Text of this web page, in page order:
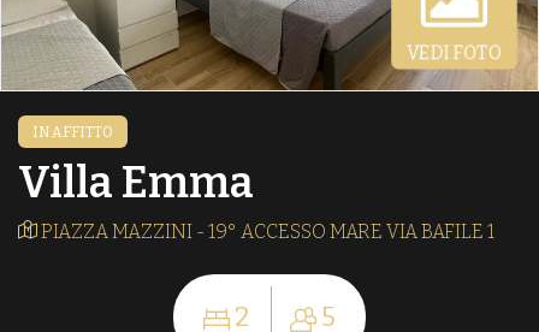
VEDI FOTO
IN AFFITTO
Villa Emma
PIAZZA MAZZINI - 19° ACCESSO MARE VIA BAFILE 1
2 5